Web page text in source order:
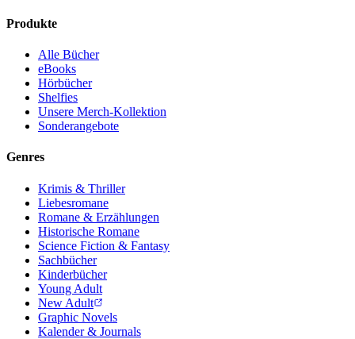
Produkte
Alle Bücher
eBooks
Hörbücher
Shelfies
Unsere Merch-Kollektion
Sonderangebote
Genres
Krimis & Thriller
Liebesromane
Romane & Erzählungen
Historische Romane
Science Fiction & Fantasy
Sachbücher
Kinderbücher
Young Adult
New Adult
Graphic Novels
Kalender & Journals